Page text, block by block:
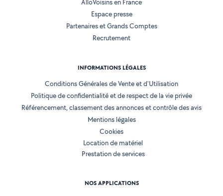
AlloVoisins en France
Espace presse
Partenaires et Grands Comptes
Recrutement
INFORMATIONS LÉGALES
Conditions Générales de Vente et d'Utilisation
Politique de confidentialité et de respect de la vie privée
Référencement, classement des annonces et contrôle des avis
Mentions légales
Cookies
Location de matériel
Prestation de services
NOS APPLICATIONS